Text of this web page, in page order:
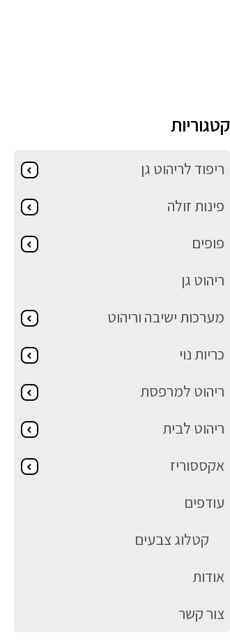
קטגוריות
ריפוד לריהוט גן
פינות זולה
פופים
ריהוט גן
מערכות ישיבה וריהוט
כריות נוי
ריהוט למרפסת
ריהוט לבית
אקססוריז
עודפים
קטלוג צבעים
אודות
צור קשר